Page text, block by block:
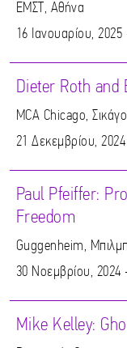
ΕΜΣΤ, Αθήνα
16 Ιανουαρίου,
Dieter Roth and
MCA Chicago, Σικάγο
21 Δεκεμβρίου,
Paul Pfeiffer:
Freedom
Guggenheim,
30 Νοεμβρίου, 2024
Mike Kelley: